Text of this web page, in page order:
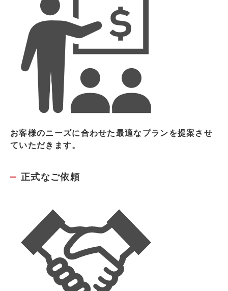
お客様のニーズに合わせた最適なプランを提案させ
ていただきます。
正式なご依頼